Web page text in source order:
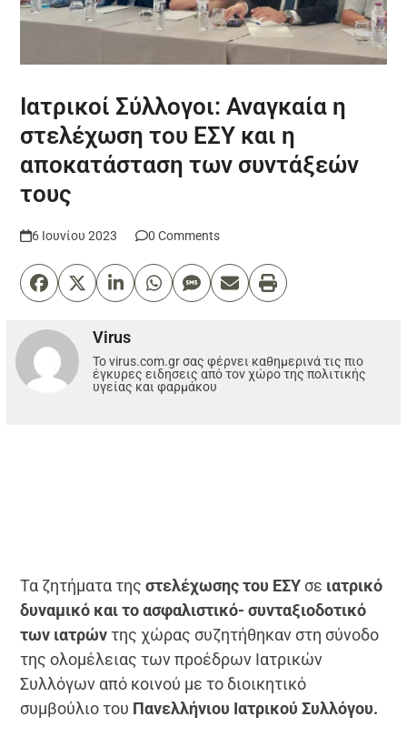
Ιατρικοί Σύλλογοι: Αναγκαία η
στελέχωση του ΕΣΥ και η
αποκατάσταση των συντάξεών
τους
6 Ιουνίου 2023 0 Comments
Virus
Το virus.com.gr σας φέρνει καθημερινά τις πιο
έγκυρες ειδησεις από τον χώρο της πολιτικής
υγείας και φαρμάκου
Τα ζητήματα τηςστελέχωσης του ΕΣΥ σε ιατρικό
δυναμικό και το ασφαλιστικό- συνταξιοδοτικό
των ιατρώντης χώρας συζητήθηκαν στη σύνοδο
της ολομέλειας των προέδρων Ιατρικών
Συλλόγων από κοινού με το διοικητικό
συμβούλιο του Πανελλήνιου Ιατρικού Συλλόγου.